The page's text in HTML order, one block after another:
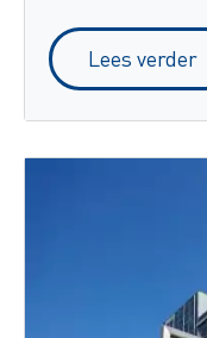
Lees verder